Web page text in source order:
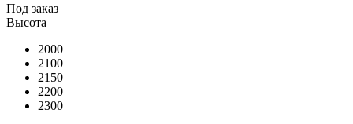
Под заказ
Высота
2000
2100
2150
2200
2300